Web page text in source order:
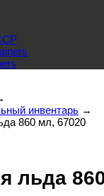
инвентарь →
860 мл, 67020
льда